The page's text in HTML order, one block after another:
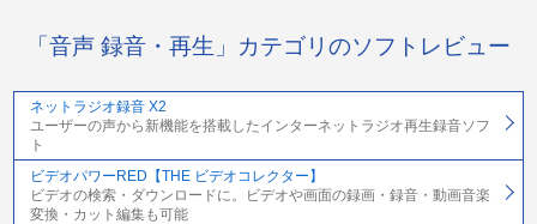
「音声 録音・再生」カテゴリのソフトレビュー
ネットラジオ録音 X2
ユーザーの声から新機能を搭載したインターネットラジオ再生録音ソフ
ト
ビデオパワーRED【THE ビデオコレクター】
ビデオの検索・ダウンロードに。ビデオや画面の録画・録音・動画音楽
変換・カット編集も可能